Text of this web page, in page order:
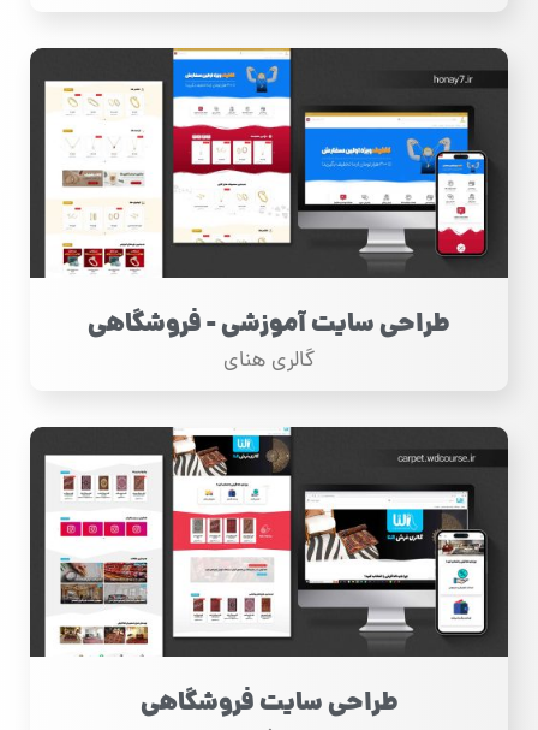
طراحی سایت آموزشی - فروشگاهی
گالری هنای
طراحی سایت فروشگاهی